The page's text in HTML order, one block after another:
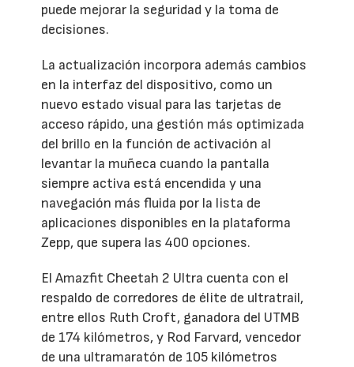
puede mejorar la seguridad y la toma de
decisiones.
La actualización incorpora además cambios
en la interfaz del dispositivo, como un
nuevo estado visual para las tarjetas de
acceso rápido, una gestión más optimizada
del brillo en la función de activación al
levantar la muñeca cuando la pantalla
siempre activa está encendida y una
navegación más fluida por la lista de
aplicaciones disponibles en la plataforma
Zepp, que supera las 400 opciones.
El Amazfit Cheetah 2 Ultra cuenta con el
respaldo de corredores de élite de ultratrail,
entre ellos Ruth Croft, ganadora del UTMB
de 174 kilómetros, y Rod Farvard, vencedor
de una ultramaratón de 105 kilómetros